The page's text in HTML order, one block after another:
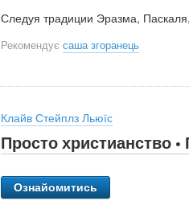
Следуя традиции Эразма,
Рекомендує саша згоранець
Клайв Стейплз Льюїс
Просто христианство
Ознайомитись